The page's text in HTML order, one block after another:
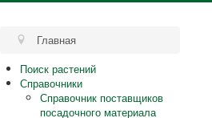
Главная
Поиск растений
Справочники
Справочник поставщиков
посадочного материала